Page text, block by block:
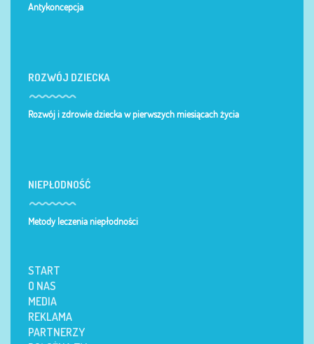
Antykoncepcja
ROZWÓJ DZIECKA
Rozwój i zdrowie dziecka w pierwszych miesiącach życia
NIEPŁODNOŚĆ
Metody leczenia niepłodności
START
O NAS
MEDIA
REKLAMA
PARTNERZY